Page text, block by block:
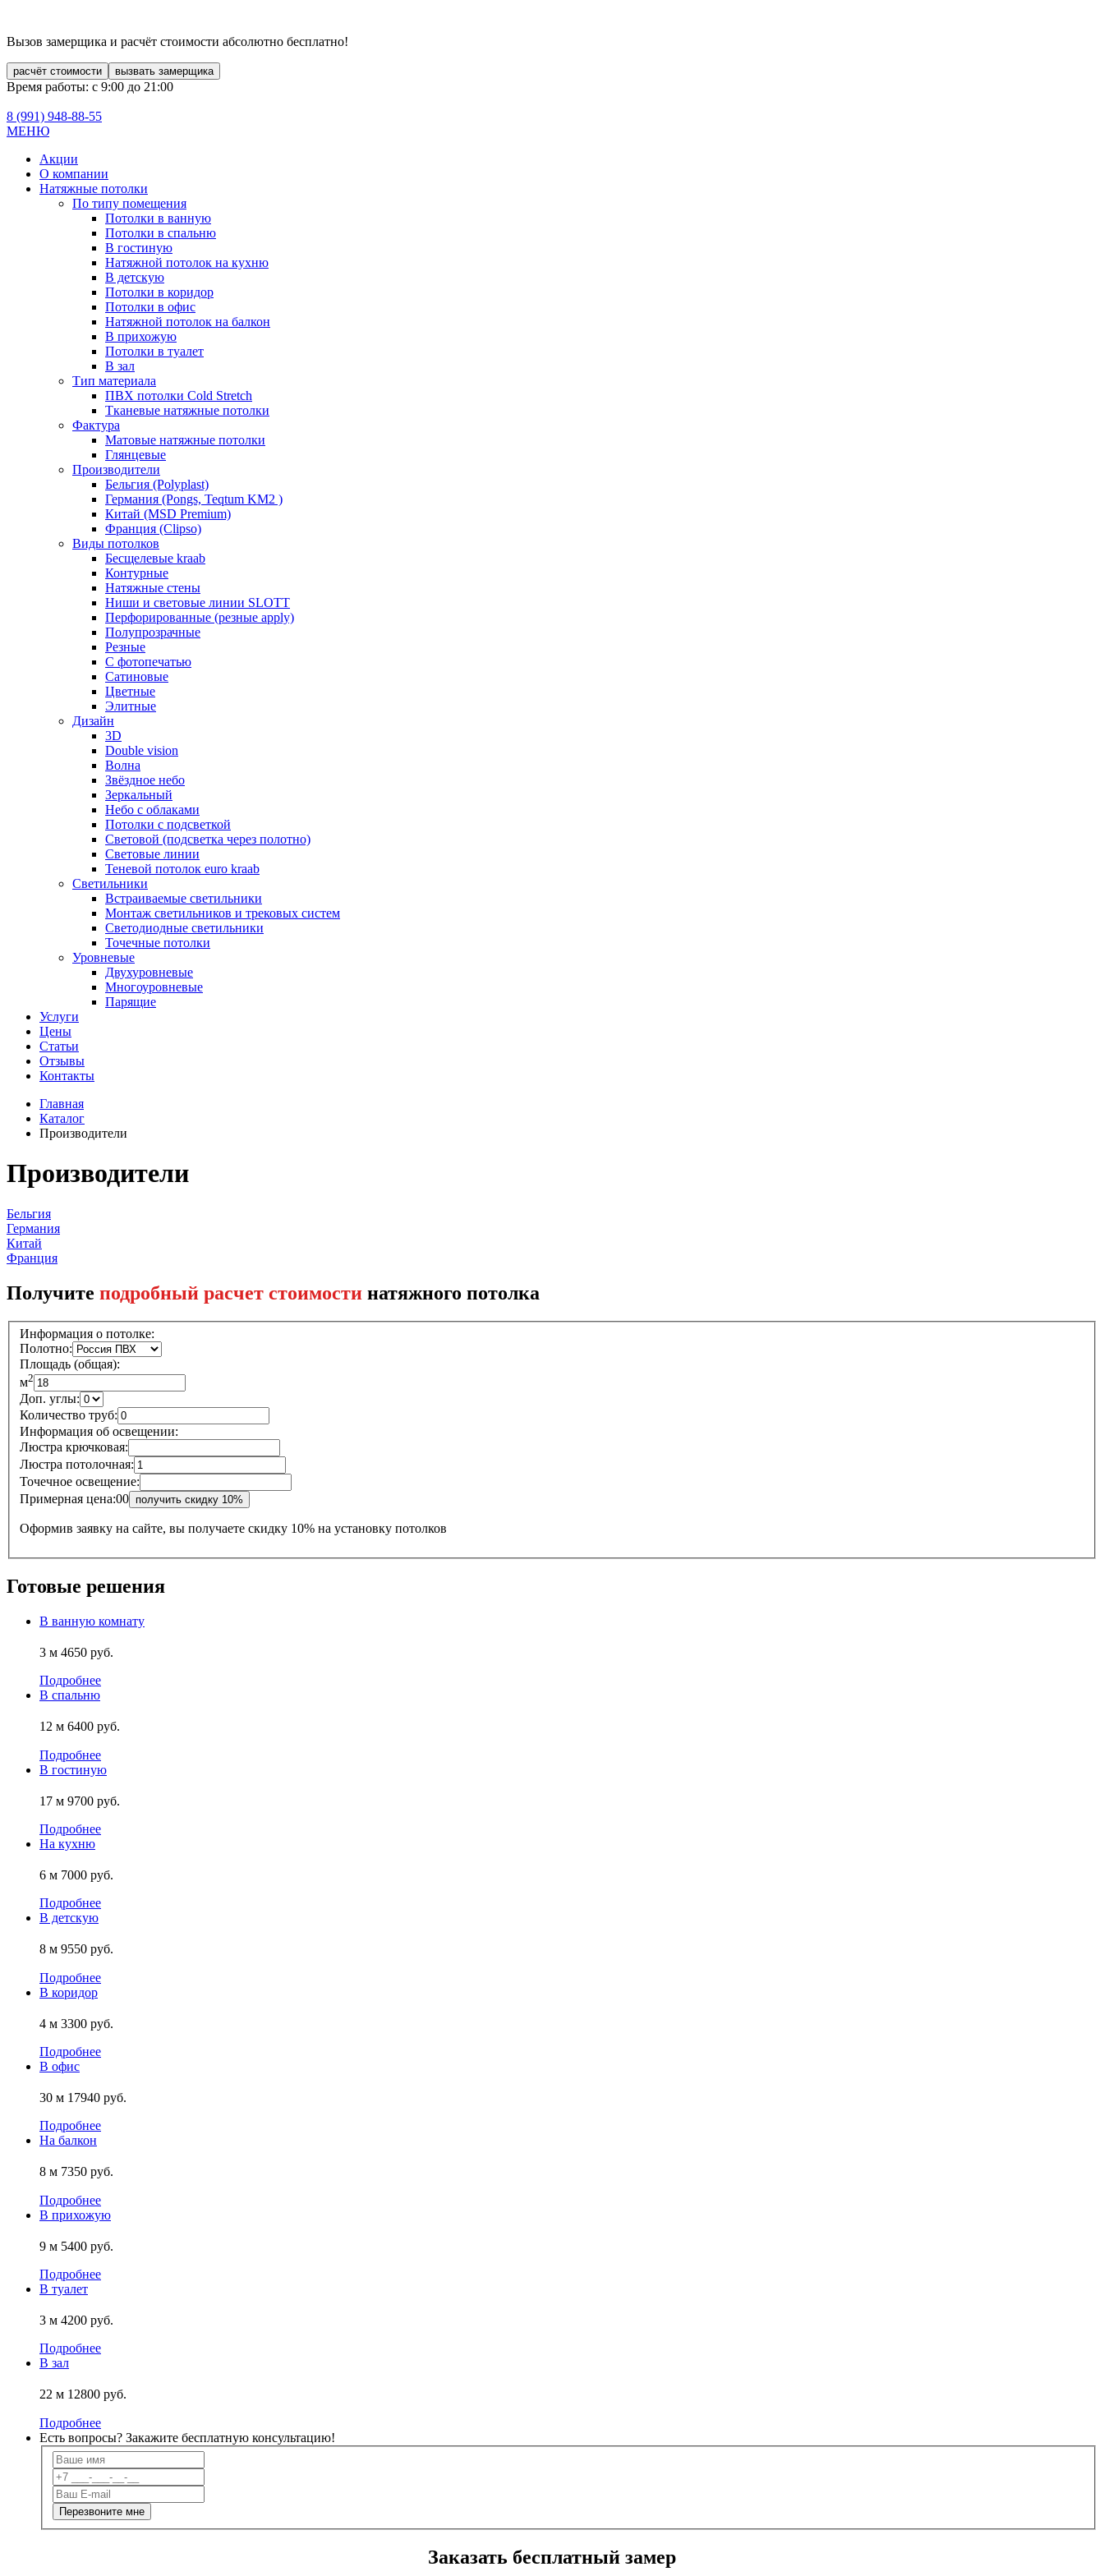
Вызов замерщика и расчёт стоимости абсолютно бесплатно!
расчёт стоимости вызвать замерщика
Время работы: с 9:00 до 21:00
8 (991) 948-88-55
МЕНЮ
Акции
О компании
Натяжные потолки
По типу помещения
Потолки в ванную
Потолки в спальню
В гостиную
Натяжной потолок на кухню
В детскую
Потолки в коридор
Потолки в офис
Натяжной потолок на балкон
В прихожую
Потолки в туалет
В зал
Тип материала
ПВХ потолки Cold Stretch
Тканевые натяжные потолки
Фактура
Матовые натяжные потолки
Глянцевые
Производители
Бельгия (Polyplast)
Германия (Pongs, Teqtum KM2 )
Китай (MSD Premium)
Франция (Clipso)
Виды потолков
Бесщелевые kraab
Контурные
Натяжные стены
Ниши и световые линии SLOTT
Перфорированные (резные apply)
Полупрозрачные
Резные
С фотопечатью
Сатиновые
Цветные
Элитные
Дизайн
3D
Double vision
Волна
Звёздное небо
Зеркальный
Небо с облаками
Потолки с подсветкой
Световой (подсветка через полотно)
Световые линии
Теневой потолок euro kraab
Светильники
Встраиваемые светильники
Монтаж светильников и трековых систем
Светодиодные светильники
Точечные потолки
Уровневые
Двухуровневые
Многоуровневые
Парящие
Услуги
Цены
Статьи
Отзывы
Контакты
Главная
Каталог
Производители
Производители
Бельгия
Германия
Китай
Франция
Получите подробный расчет стоимости натяжного потолка
Информация о потолке:
Полотно:
Площадь (общая):
м2
Доп. углы:
Количество труб:
Информация об освещении:
Люстра крючковая:
Люстра потолочная:
Точечное освещение:
Примерная цена:00
Оформив заявку на сайте, вы получаете скидку 10% на установку потолков
Готовые решения
В ванную комнату
3 м 4650 руб.
Подробнее
В спальню
12 м 6400 руб.
Подробнее
В гостиную
17 м 9700 руб.
Подробнее
На кухню
6 м 7000 руб.
Подробнее
В детскую
8 м 9550 руб.
Подробнее
В коридор
4 м 3300 руб.
Подробнее
В офис
30 м 17940 руб.
Подробнее
На балкон
8 м 7350 руб.
Подробнее
В прихожую
9 м 5400 руб.
Подробнее
В туалет
3 м 4200 руб.
Подробнее
В зал
22 м 12800 руб.
Подробнее
Есть вопросы? Закажите бесплатную консультацию!
Заказать бесплатный замер